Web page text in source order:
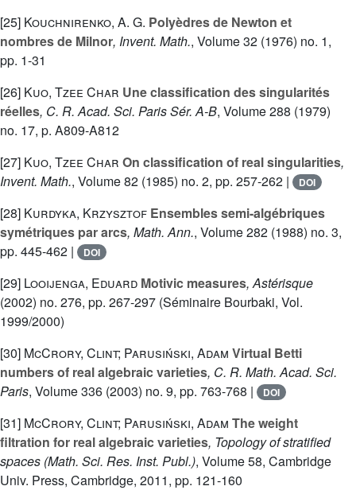
[25] Kouchnirenko, A. G. Polyèdres de Newton et
nombres de Milnor, Invent. Math., Volume 32 (1976) no. 1,
pp. 1-31
[26] Kuo, Tzee Char Une classification des singularités
réelles, C. R. Acad. Sci. Paris Sér. A-B, Volume 288 (1979)
no. 17, p. A809-A812
[27] Kuo, Tzee Char On classification of real singularities,
Invent. Math., Volume 82 (1985) no. 2, pp. 257-262 | DOI
[28] Kurdyka, Krzysztof Ensembles semi-algébriques
symétriques par arcs, Math. Ann., Volume 282 (1988) no. 3,
pp. 445-462 |
DOI
[29] Looijenga, Eduard Motivic measures, Astérisque
(2002) no. 276, pp. 267-297 (Séminaire Bourbaki, Vol.
1999/2000)
[30] McCrory, Clint; Parusiński, Adam Virtual Betti
numbers of real algebraic varieties, C. R. Math. Acad. Sci.
Paris, Volume 336 (2003) no. 9, pp. 763-768 | DOI
[31] McCrory, Clint; Parusiński, Adam The weight
filtration for real algebraic varieties, Topology of stratified
spaces (Math. Sci. Res. Inst. Publ.), Volume 58, Cambridge
Univ. Press, Cambridge, 2011, pp. 121-160